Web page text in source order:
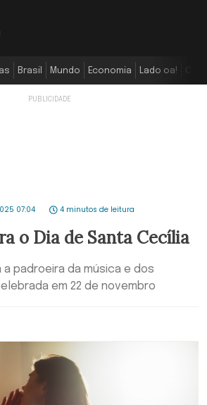
Brasil Mundo Economia Lado oa!
07:04 4 minutos de leitura
o Dia de Santa Cecília
a padroeira da música e dos
em 22 de novembro